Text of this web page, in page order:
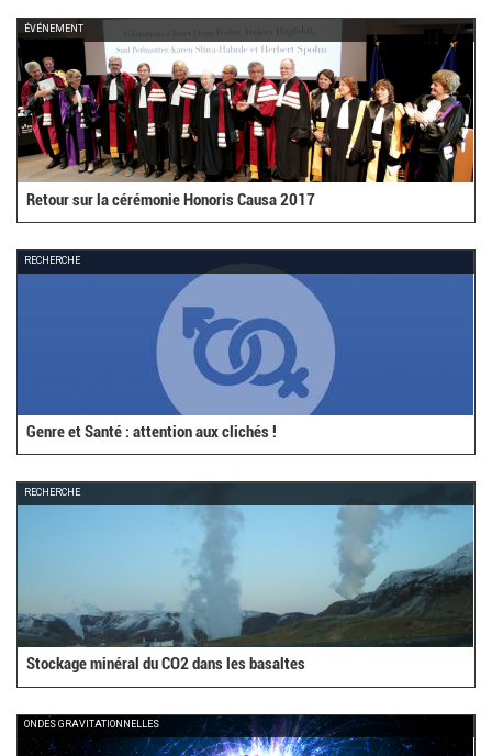
ÉVÉNEMENT
Retour sur la cérémonie Honoris Causa 2017
RECHERCHE
Genre et Santé : attention aux clichés !
RECHERCHE
Stockage minéral du CO2 dans les basaltes
ONDES GRAVITATIONNELLES